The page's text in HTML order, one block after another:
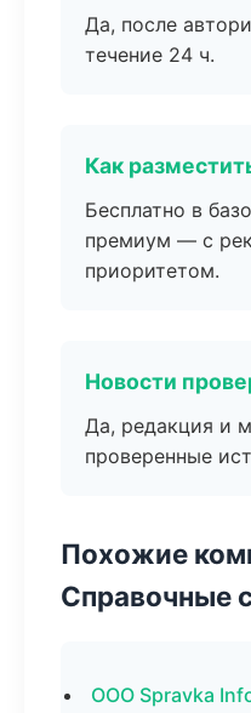
Да, после
течение 24 ч.
Как
Бесплатно в
премиум — с
приоритетом.
Новости
Да, редакция и
проверенные
Похожие
Справочные
ООО Spravka